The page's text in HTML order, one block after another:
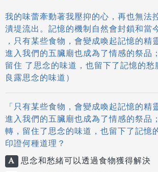
我的味蕾牽動著我壓抑的心，再也無法
潰堤流出。記憶的機制自然會封鎖和當
，只有某些食物，會變成喚起記憶的精
進入我們的五臟廟也成為了情感的祭品
留住 了思念的味道，也留下了記憶的
良露思念的味道）
「只有某些食物，會變成喚起記憶的精
進入我們的五臟廟也成為了情感的祭品
轉，留住了思念的味道，也留下了記憶
印證何種道理？
A 思念和愁緒可以透過食物獲得解決